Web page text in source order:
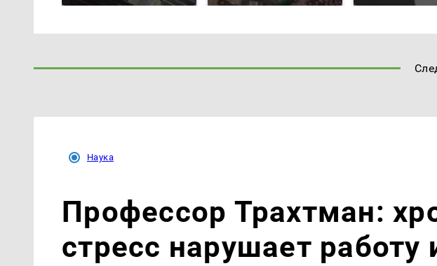
Наука
Профессор Трахтман:
стресс нарушает